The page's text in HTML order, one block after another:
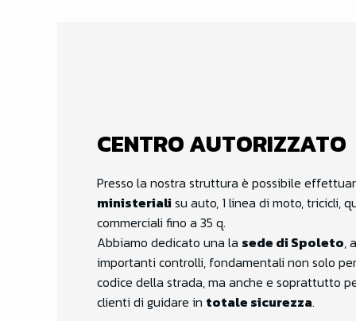
CENTRO AUTORIZZATO
Presso la nostra struttura è possibile
ministeriali su auto, 1 linea di moto, tricicli,
commerciali fino a 35 q.
Abbiamo dedicato una la sede di Spoleto,
importanti controlli, fondamentali non solo
codice della strada, ma anche e soprattutto
clienti di guidare in totale sicurezza.